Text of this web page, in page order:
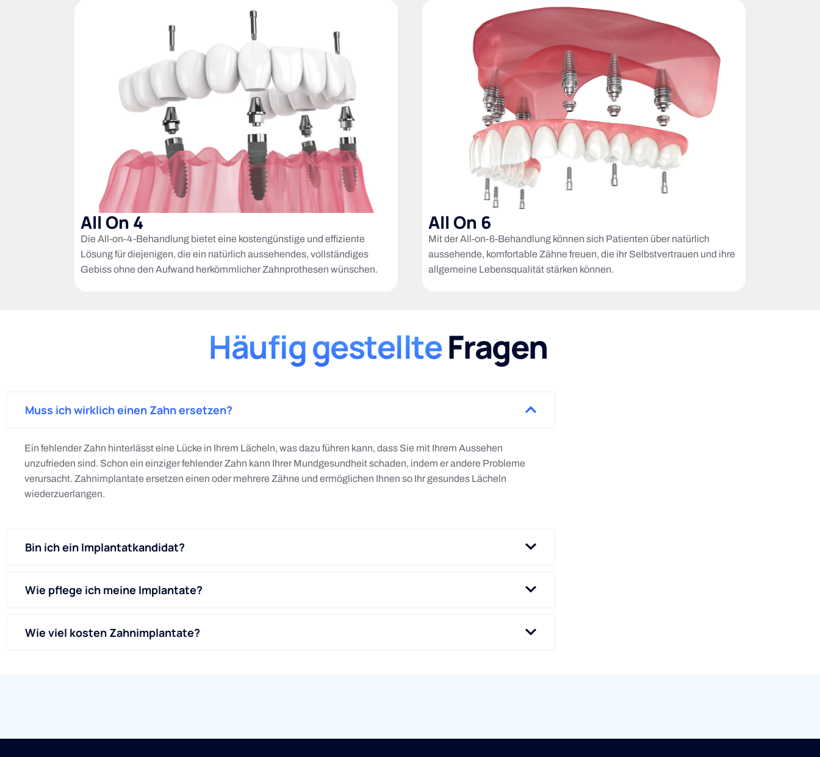
All On 4
Die All-on-4-Behandlung bietet eine kostengünstige und effiziente
Lösung für diejenigen, die ein natürlich aussehendes, vollständiges
Gebiss ohne den Aufwand herkömmlicher Zahnprothesen wünschen.
All On 6
Mit der All-on-6-Behandlung können sich Patienten über natürlich
aussehende, komfortable Zähne freuen, die ihr Selbstvertrauen und ihre
allgemeine Lebensqualität stärken können.
Häufig gestellteFragen
Muss ich wirklich einen Zahn ersetzen?
Ein fehlender Zahn hinterlässt eine Lücke in Ihrem Lächeln, was dazu führen kann, dass Sie mit Ihrem Aussehen
unzufrieden sind. Schon ein einziger fehlender Zahn kann Ihrer Mundgesundheit schaden, indem er andere Probleme
verursacht. Zahnimplantate ersetzen einen oder mehrere Zähne und ermöglichen Ihnen so Ihr gesundes Lächeln
wiederzuerlangen.
Bin ich ein Implantatkandidat?
Wie pflege ich meine Implantate?
Wie viel kosten Zahnimplantate?